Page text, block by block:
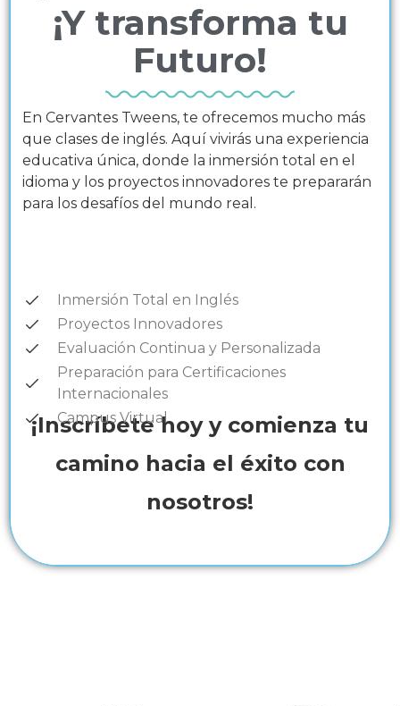
¡Y transforma tu
Futuro!
En Cervantes Tweens, te ofrecemos mucho más
que clases de inglés. Aquí vivirás una experiencia
educativa única, donde la inmersión total en el
idioma y los proyectos innovadores te prepararán
para los desafíos del mundo real.
Inmersión Total en Inglés
Proyectos Innovadores
Evaluación Continua y Personalizada
Preparación para Certificaciones
Internacionales
Campus Virtual
¡Inscríbete hoy y comienza tu
camino hacia el éxito con
nosotros!